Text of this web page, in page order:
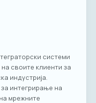
системи
своите клиенти за
индустрија.
интегрирање на
мрежните